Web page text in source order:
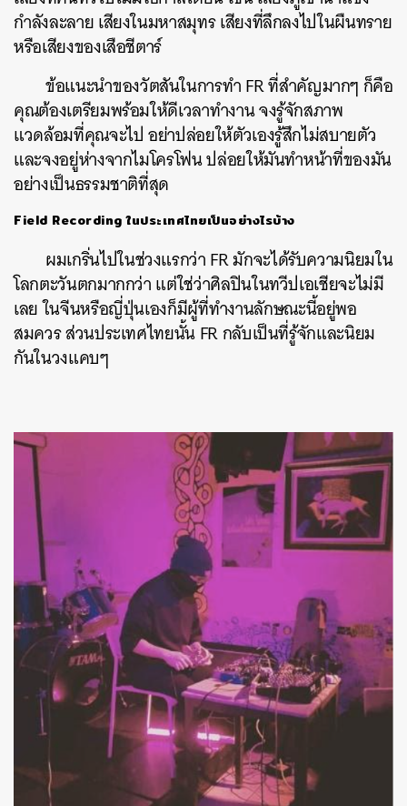
กำลังละลาย เสียงในมหาสมุทร เสียงที่ลึกลงไปในผืนทราย
หรือเสียงของเสือชีตาร์
ข้อแนะนำของวัตสันในการทำ FR ที่สำคัญมากๆ ก็คือ
คุณต้องเตรียมพร้อมให้ดีเวลาทำงาน จงรู้จักสภาพ
แวดล้อมที่คุณจะไป อย่าปล่อยให้ตัวเองรู้สึกไม่สบายตัว
และจงอยู่ห่างจากไมโครโฟน ปล่อยให้มันทำหน้าที่ของมัน
อย่างเป็นธรรมชาติที่สุด
Field Recording ในประเทศไทยเป็นอย่างไรบ้าง
ผมเกริ่นไปในช่วงแรกว่า FR มักจะได้รับความนิยมใน
โลกตะวันตกมากกว่า แต่ใช่ว่าศิลปินในทวีปเอเชียจะไม่มี
เลย ในจีนหรือญี่ปุ่นเองก็มีผู้ที่ทำงานลักษณะนี้อยู่พอ
สมควร ส่วนประเทศไทยนั้น FR กลับเป็นที่รู้จักและนิยม
กันในวงแคบๆ